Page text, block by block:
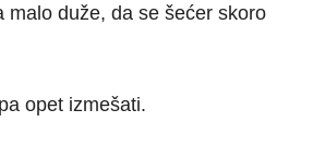
malo duže, da se šećer skoro
opet izmešati.